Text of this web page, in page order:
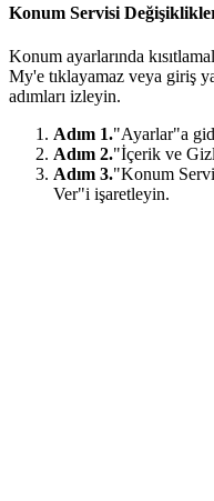
Konum Servisi
Konum ayarlarında
My'e tıklayamaz veya giriş
adımları izleyin.
Adım 1."Ayarlar"a
Adım 2."İçerik ve
Adım 3."Konum
Ver"i işaretleyin.